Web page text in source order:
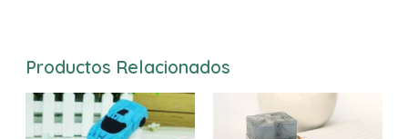
Productos Relacionados